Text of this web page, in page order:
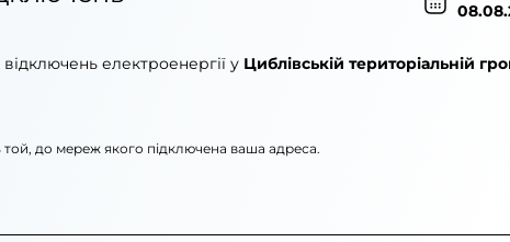
електроенергії у Циблівській територіальній
той, до мереж якого підключена ваша адреса.